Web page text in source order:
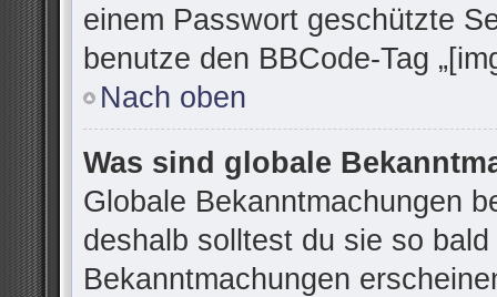
einem Passwort geschützte
benutze den BBCode-Tag
Nach oben
Was sind globale
Globale Bekanntmachungen
deshalb solltest du sie so
Bekanntmachungen